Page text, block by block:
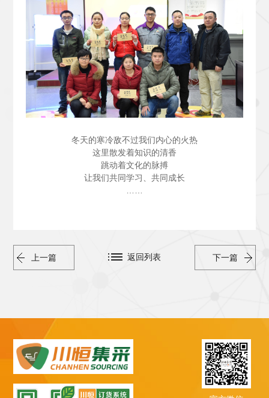
冬天的寒冷敌不过我们内心的火热
这里散发着知识的清香
跳动着文化的脉搏
让我们共同学习、共同成长
上一篇 下一篇
返回列表